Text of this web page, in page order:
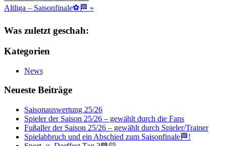
Altliga – Saisonfinale⚽️🏁 »
Was zuletzt geschah:
Kategorien
News
Neueste Beiträge
Saisonauswertung 25/26
Spieler der Saison 25/26 – gewählt durch die Fans
Fußaller der Saison 25/26 – gewählt durch Spieler/Trainer
Spielabbruch und ein Abschied zum Saisonfinale🏁!